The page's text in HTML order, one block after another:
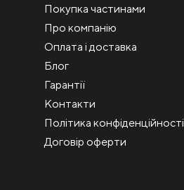
Покупка частинами
Про компанію
Оплата і доставка
Блог
Гарантії
Контакти
Політика конфіденційності
Договір оферти